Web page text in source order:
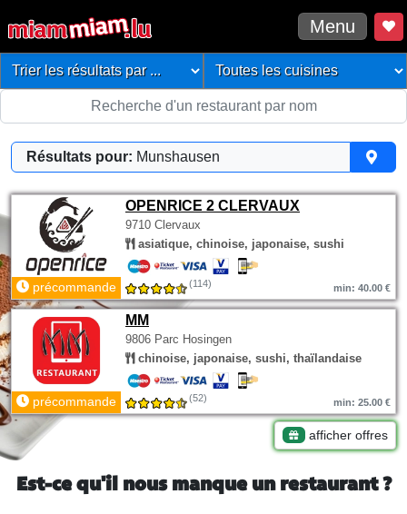
Menu
Résultats pour: Munshausen
OPENRICE 2 CLERVAUX
9710 Clervaux
asiatique, chinoise, japonaise, sushi
précommande (114) min: 40.00 €
MM
9806 Parc Hosingen
chinoise, japonaise, sushi, thaïlandaise
précommande (52) min: 25.00 €
afficher offres
Est-ce qu'il nous manque un restaurant ?